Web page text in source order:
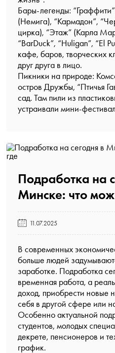
Бары-легенды:
(Немига), “Кармадон”,
цирка), “Этаж” (Карла
“BarDuck”, “Huligan”, “El
кафе, баров, творческих
друг друга в лицо.
Пикники на природе:
остров Дружбы, “Птичья
сад. Там пили из
устраивали мини-
Подработка на
Минске: что
11.07.2025
В современных
больше людей
заработке. Подработка
временная работа, а
доход, приобрести новые
себя в другой сфере или
Особенно актуальной
студентов, молодых
декрете, пенсионеров и
график.